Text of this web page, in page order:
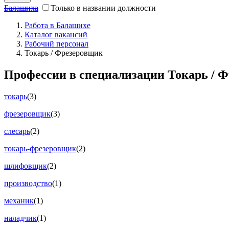
Балашиха
Только в названии должности
Работа в Балашихе
Каталог вакансий
Рабочий персонал
Токарь / Фрезеровщик
Профессии в специализации Токарь /
токарь(3)
фрезеровщик(3)
слесарь(2)
токарь-фрезеровщик(2)
шлифовщик(2)
производство(1)
механик(1)
наладчик(1)